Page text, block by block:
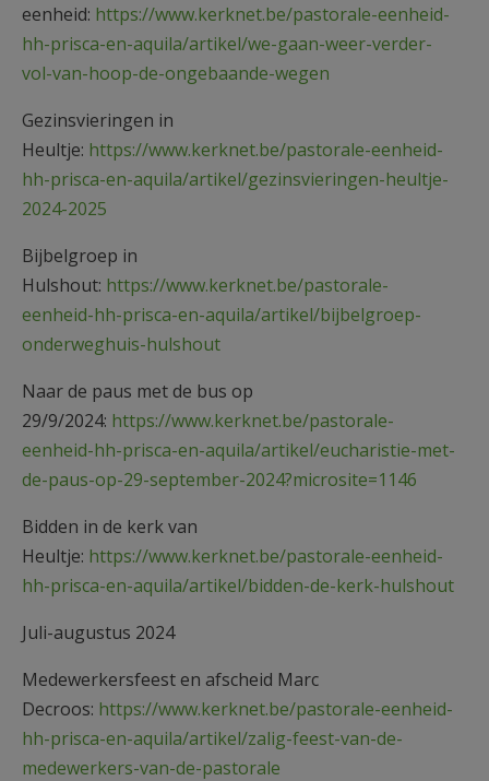
eenheid: https://www.kerknet.be/pastorale-eenheid-
hh-prisca-en-aquila/artikel/we-gaan-weer-verder-
vol-van-hoop-de-ongebaande-wegen
Gezinsvieringen in
Heultje: https://www.kerknet.be/pastorale-eenheid-
hh-prisca-en-aquila/artikel/gezinsvieringen-heultje-
2024-2025
Bijbelgroep in
Hulshout: https://www.kerknet.be/pastorale-
eenheid-hh-prisca-en-aquila/artikel/bijbelgroep-
onderweghuis-hulshout
Naar de paus met de bus op
29/9/2024: https://www.kerknet.be/pastorale-
eenheid-hh-prisca-en-aquila/artikel/eucharistie-met-
de-paus-op-29-september-2024?microsite=1146
Bidden in de kerk van
Heultje: https://www.kerknet.be/pastorale-eenheid-
hh-prisca-en-aquila/artikel/bidden-de-kerk-hulshout
Juli-augustus 2024
Medewerkersfeest en afscheid Marc
Decroos: https://www.kerknet.be/pastorale-eenheid-
hh-prisca-en-aquila/artikel/zalig-feest-van-de-
medewerkers-van-de-pastorale